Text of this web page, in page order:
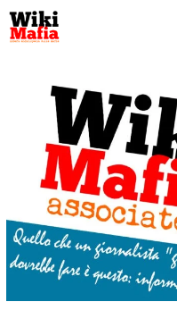
Vai
al